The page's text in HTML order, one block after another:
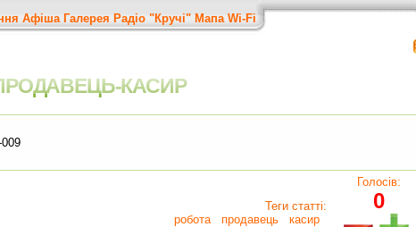
Афіша Галерея Радіо "Кручі" Мапа Wi-Fi
КАСИР
Теги статті:
робота
продавець касир
Голосів:
0